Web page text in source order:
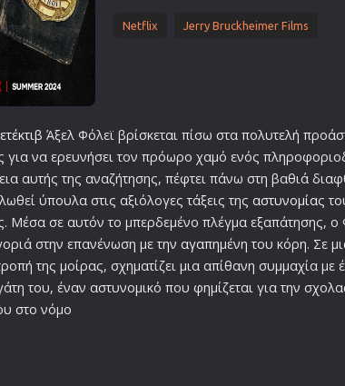
Καταστροφής
Κλασσικές
Netflix Jerry Bruckheimer Films
Άξελ Φόλεϊ βρίσκεται πίσω στα πολυτελή
για να ερευνήσει τον πρόωρο χαμό ενός
αυτής της αναζήτησης, πέφτει πάνω στη βαθιά
ύπουλα στις αξιόλογες τάξεις της αστυνομίας
Μέσα σε αυτόν το μπερδεμένο πλέγμα εξαπάτησης, ο
στην επανένωση με την αγαπημένη του κόρη. Σε
της μοίρας, σχηματίζει μια απίθανη συμμαχία με
του, έναν αστυνομικό που φημίζεται για την
στο νόμο